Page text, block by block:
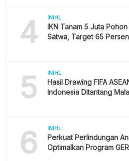
4 INIHL
IKN Tanam 5 Juta
Satwa, Target 65
5 INIHL
Hasil Drawing FIFA
Indonesia Ditantang
6 INIHL
Perkuat Perlindungan
Optimalkan Program